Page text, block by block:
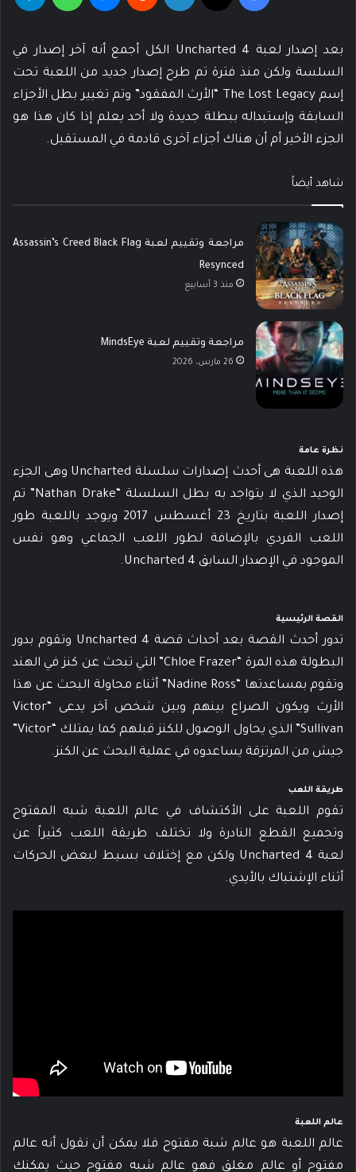
بعد إصدار لعبة Uncharted 4 الكل أجمع أنه آخر إصدار في
السلسة ولكن منذ فترة تم طرح إصدار جديد من اللعبة تحت
إسم The Lost Legacy “الأرث المفقود” وتم تغيير بطل الأجزاء
السابقة وإستبداله ببطلة جديدة ولا أحد يعلم إذا كان هذا هو
الجزء الأخير أم أن هناك أجزاء آخرى قادمة في المستقبل.
شاهد أيضاً
مراجعة وتقييم لعبة Assassin’s Creed Black Flag
Resynced
منذ 3 أسابيع
مراجعة وتقييم لعبة MindsEye
26 مارس، 2026
نظرة عامة
هذه اللعبة هى أحدث إصدارات سلسلة Uncharted وهى الجزء
الوحيد الذي لا يتواجد به بطل السلسلة “Nathan Drake” تم
إصدار اللعبة بتاريخ 23 أغسطس 2017 ويوجد باللعبة طور
اللعب الفردي بالإضافة لطور اللعب الجماعي وهو نفس
الموجود في الإصدار السابق Uncharted 4.
القصة الرئيسية
تدور أحدث القصة بعد أحداث قصة Uncharted 4 وتقوم بدور
البطولة هذه المرة “Chloe Frazer” التي تبحث عن كنز في الهند
وتقوم بمساعدتها “Nadine Ross” أثناء محاولة البحث عن هذا
الأرث ويكون الصراع بينهم وبين شخص آخر يدعى “Victor
Sullivan” الذي يحاول الوصول للكنز قبلهم كما يمتلك “Victor”
جيش من المرتزقة يساعدوه في عملية البحث عن الكنز.
طريقة اللعب
تقوم اللعبة على الأكتشاف في عالم اللعبة شبه المفتوح
وتجميع القطع النادرة ولا تختلف طريقة اللعب كثيراً عن
لعبة Uncharted 4 ولكن مع إختلاف بسيط لبعض الحركات
أثناء الإشتباك بالأيدي.
عالم اللعبة
عالم اللعبة هو عالم شبة مفتوح فلا يمكن أن نقول أنه عالم
مفتوح أو عالم مغلق فهو عالم شبه مفتوح حيث يمكنك